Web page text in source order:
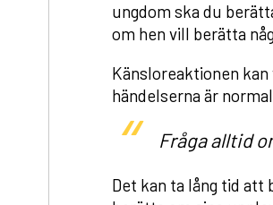
ungdom ska du
om hen vill berätta
Känsloreaktionen
händelserna är
Fråga alltid
Det kan ta lång tid